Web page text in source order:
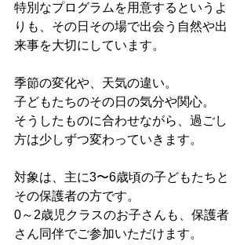
特別なプログラムを用意するというよ
りも、その日その場で出会う自然や出
来事を大切にしています。
季節の変化や、天気の違い。
子どもたちのその日の気分や関心。
そうしたものに合わせながら、過ごし
方は少しずつ変わっていきます。
対象は、主に3〜6歳頃の子どもたちと
その保護者の方です。
0～2歳児クラスのお子さんも、保護者
さん同伴でご参加いただけます。